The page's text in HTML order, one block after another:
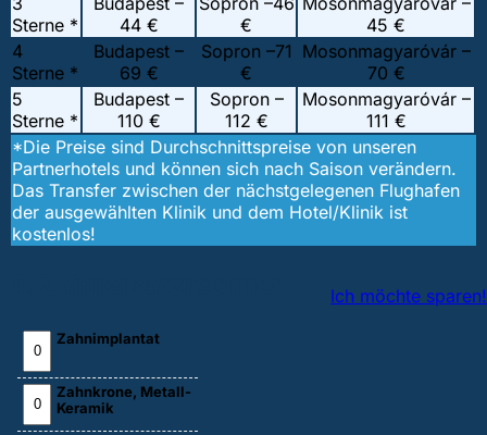
Sterne *
44 €
€
45 €
4
Sterne *
Budapest –
69 €
Sopron –71
€
Mosonmagyaróvár –
70 €
5
Sterne *
Budapest –
110 €
Sopron –
112 €
Mosonmagyaróvár –
111 €
*Die Preise sind Durchschnittspreise von unseren
Partnerhotels und können sich nach Saison verändern.
Das Transfer zwischen der nächstgelegenen Flughafen
der ausgewählten Klinik und dem Hotel/Klinik ist
kostenlos!
Ich möchte sparen!
Zahnimplantat
Zahnkrone, Metall-
Keramik